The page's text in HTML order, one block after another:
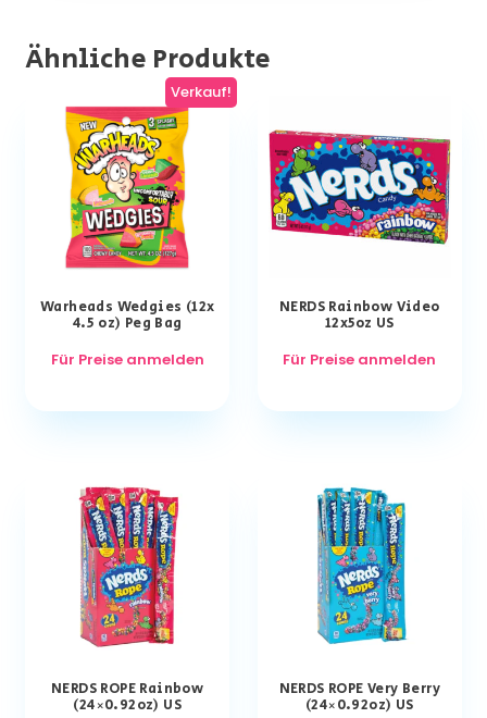
Ähnliche Produkte
Verkauf!
Warheads Wedgies (12x
4.5 oz) Peg Bag
Für Preise anmelden
NERDS Rainbow Video
12x5oz US
Für Preise anmelden
NERDS ROPE Rainbow
(24×0.92oz) US
NERDS ROPE Very Berry
(24×0.92oz) US